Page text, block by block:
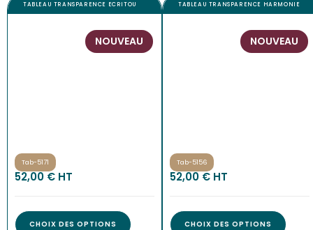
TABLEAU TRANSPARENCE ECRITOU
NOUVEAU
Tab-5171
52,00 € HT
CHOIX DES OPTIONS
TABLEAU TRANSPARENCE HARMONIE
NOUVEAU
Tab-5156
52,00 € HT
CHOIX DES OPTIONS